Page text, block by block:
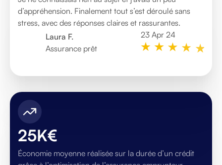
25K€
Économie moyenne réalisée sur la durée d’un crédit
d’appréhension. Finalement tout s’est déroulé sans
stress, avec des réponses claires et rassurantes.
Laura F.
Assurance prêt
23 Apr 24
rapidement et accompagnement sérieux. On sent un
vrai professionnalisme.
Nicolas G.
Crédit immobilier
29 Nov 24
explications étaient claires et le suivi sérieux du début à
la fin. Merci Kérian pour l’accompagnement et la
disponibilité.
Marc D.
04 Oct 23